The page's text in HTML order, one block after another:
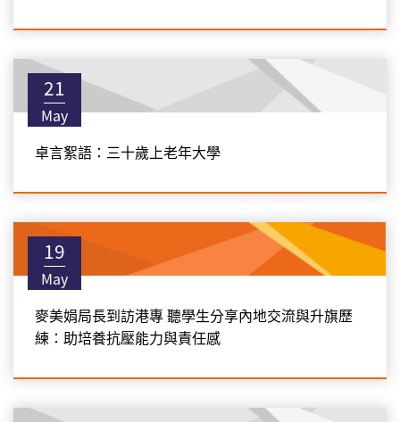
21
May
卓言絮語：三十歲上老年大學
19
May
麥美娟局長到訪港專 聽學生分享內地交流與升旗歷
練：助培養抗壓能力與責任感